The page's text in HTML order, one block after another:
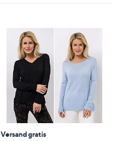
Versand gratis